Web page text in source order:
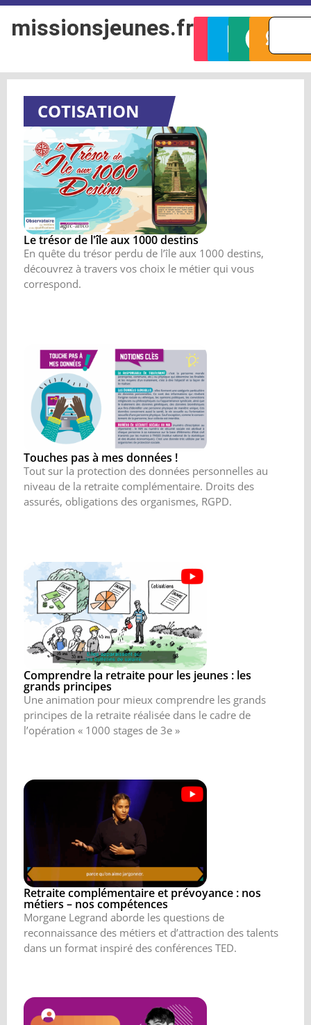
missionsjeunes.fr JEUX
COTISATION
Le trésor de l'île aux 1000 destins
En quête du trésor perdu de l’île aux 1000 destins,
découvrez à travers vos choix le métier qui vous
correspond.
Touches pas à mes données !
Tout sur la protection des données personnelles au
niveau de la retraite complémentaire. Droits des
assurés, obligations des organismes, RGPD.
Comprendre la retraite pour les jeunes : les
grands principes
Une animation pour mieux comprendre les grands
principes de la retraite réalisée dans le cadre de
l’opération « 1000 stages de 3e »
Retraite complémentaire et prévoyance : nos
métiers – nos compétences
Morgane Legrand aborde les questions de
reconnaissance des métiers et d’attraction des talents
dans un format inspiré des conférences TED.